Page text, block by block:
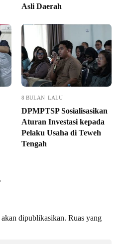
Asli Daerah
8 BULAN LALU
DPMPTSP Sosialisasikan
Aturan Investasi kepada
Pelaku Usaha di Teweh
Tengah
dipublikasikan. Ruas yang